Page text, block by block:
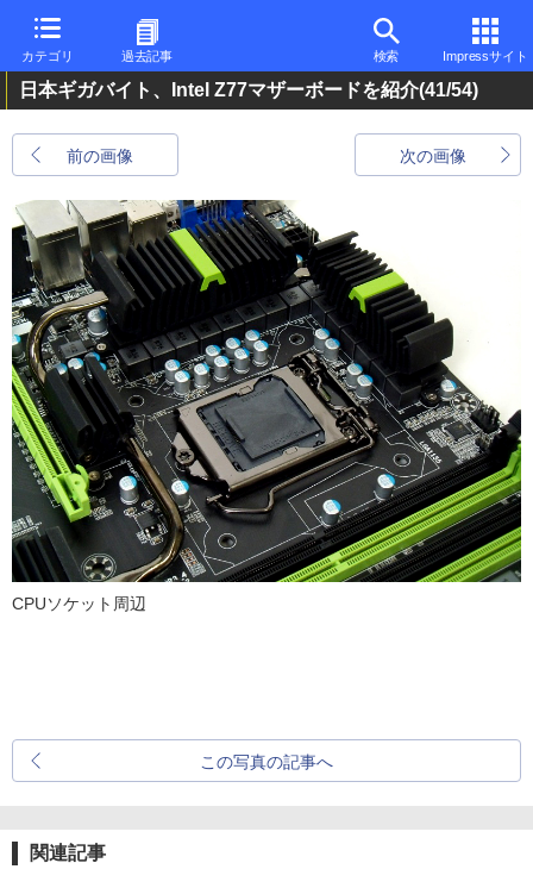
カテゴリ 過去記事 検索 Impressサイト
日本ギガバイト、Intel Z77マザーボードを紹介(41/54)
前の画像 次の画像
CPUソケット周辺
この写真の記事へ
関連記事